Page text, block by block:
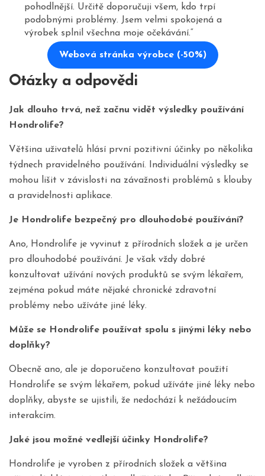
pohodlnější. Určitě doporučuji všem, kdo trpí
podobnými problémy. Jsem velmi spokojená a
výrobek splnil všechna moje očekávání.“
Webová stránka výrobce (-50%)
Otázky a odpovědi
Jak dlouho trvá, než začnu vidět výsledky používání
Hondrolife?
Většina uživatelů hlásí první pozitivní účinky po několika
týdnech pravidelného používání. Individuální výsledky se
mohou lišit v závislosti na závažnosti problémů s klouby
a pravidelnosti aplikace.
Je Hondrolife bezpečný pro dlouhodobé používání?
Ano, Hondrolife je vyvinut z přírodních složek a je určen
pro dlouhodobé používání. Je však vždy dobré
konzultovat užívání nových produktů se svým lékařem,
zejména pokud máte nějaké chronické zdravotní
problémy nebo užíváte jiné léky.
Může se Hondrolife používat spolu s jinými léky nebo
doplňky?
Obecně ano, ale je doporučeno konzultovat použití
Hondrolife se svým lékařem, pokud užíváte jiné léky nebo
doplňky, abyste se ujistili, že nedochází k nežádoucím
interakcím.
Jaké jsou možné vedlejší účinky Hondrolife?
Hondrolife je vyroben z přírodních složek a většina